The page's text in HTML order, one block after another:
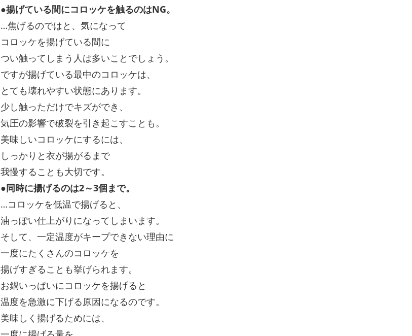
●揚げている間にコロッケを触るのはNG。
…焦げるのではと、気になって
コロッケを揚げている間に
つい触ってしまう人は多いことでしょう。
ですが揚げている最中のコロッケは、
とても壊れやすい状態にあります。
少し触っただけでキズができ、
気圧の影響で破裂を引き起こすことも。
美味しいコロッケにするには、
しっかりと衣が揚がるまで
我慢することも大切です。
●同時に揚げるのは2～3個まで。
…コロッケを低温で揚げると、
油っぽい仕上がりになってしまいます。
そして、一定温度がキープできない理由に
一度にたくさんのコロッケを
揚げすぎることも挙げられます。
お鍋いっぱいにコロッケを揚げると
温度を急激に下げる原因になるのです。
美味しく揚げるためには、